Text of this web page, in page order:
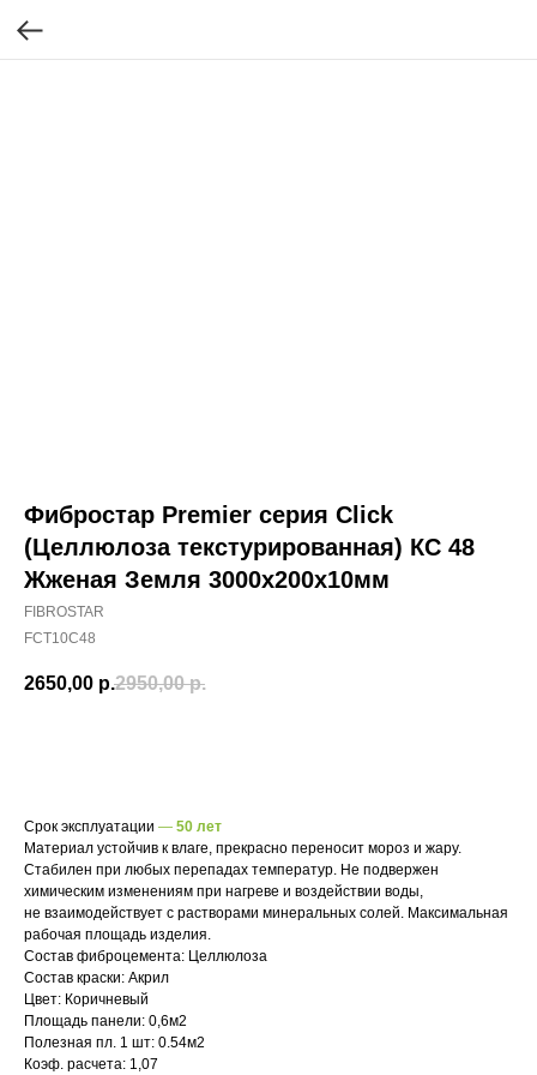
Фибростар Premier серия Click
(Целлюлоза текстурированная) КС 48
Жженая Земля 3000х200х10мм
FIBROSTAR
FCT10C48
2650,00 р.2950,00 р.
Срок эксплуатации — 50 лет
Материал устойчив к влаге, прекрасно переносит мороз и жару.
Стабилен при любых перепадах температур. Не подвержен
химическим изменениям при нагреве и воздействии воды,
не взаимодействует с растворами минеральных солей. Максимальная
рабочая площадь изделия.
Состав фиброцемента: Целлюлоза
Состав краски: Акрил
Цвет: Коричневый
Площадь панели: 0,6м2
Полезная пл. 1 шт: 0.54м2
Коэф. расчета: 1,07